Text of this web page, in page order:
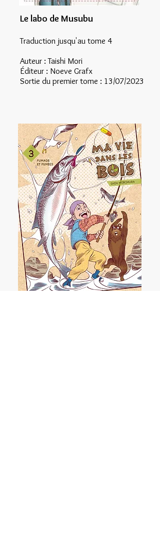
Le labo de Musubu
Traduction jusqu'au tome 4
Auteur : Taishi Mori
Éditeur : Noeve Grafx
Sortie du premier tome : 13/07/2023